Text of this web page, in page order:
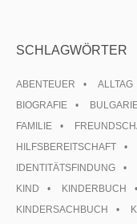
SCHLAGWÖRTER
ABENTEUER ALLTAG
BIOGRAFIE
FAMILIE
HILFSBEREITSCHAFT
IDENTITÄTSFINDUNG
KIND
KINDERBUCH
KINDERSACHBUCH